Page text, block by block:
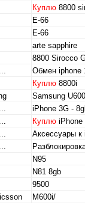
Куплю 8800
Е-66
Е-66
arte sapphire
8800 Sirocco
Обмен iphone
Куплю 8800i
Samsung
iPhone 3G -
Куплю iPhone
Аксессуары к
N95
N81 8gb
9500
M600i/